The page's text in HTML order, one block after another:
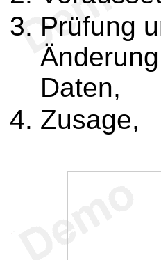
Prüfung
Daten,
Zusage,